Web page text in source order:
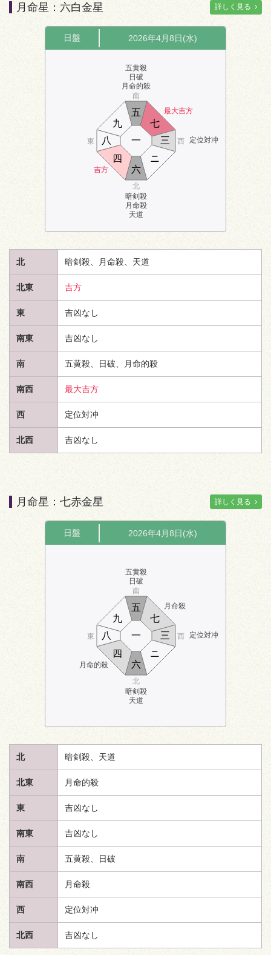
月命星：六白金星 詳しく見る
日盤 2026年4月8日(水)
五黄殺
日破
月命的殺
最大吉方
定位対冲
吉方
暗剣殺
月命殺
天道
南
北
東 西
六
七
八
九
一
ニ
三
四
五
北 暗剣殺、月命殺、 天道
北東 吉方
東 吉凶なし
南東 吉凶なし
南 五黄殺、日破、月命的殺
南西 最大吉方
西 定位対冲
北西 吉凶なし
月命星：七赤金星 詳しく見る
日盤 2026年4月8日(水)
五黄殺
日破
月命殺
定位対冲
月命的殺
暗剣殺
天道
南
北
東 西
六
七
八
九
一
ニ
三
四
五
北 暗剣殺、 天道
北東 月命的殺
東 吉凶なし
南東 吉凶なし
南 五黄殺、日破
南西 月命殺
西 定位対冲
北西 吉凶なし